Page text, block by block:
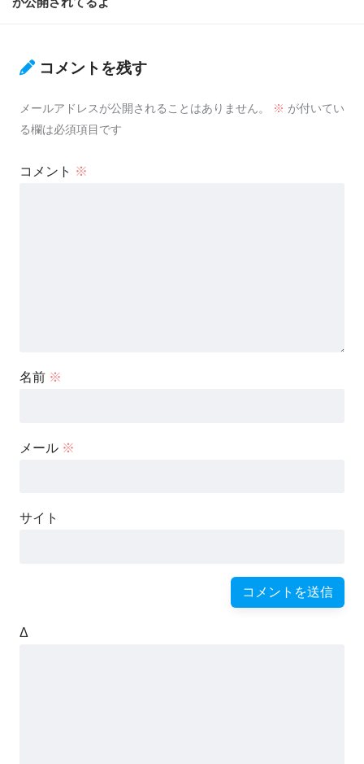
コメントを残す
メールアドレスが公開されることはありません。 ※ が付いてい
る欄は必須項目です
コメント ※
名前 ※
メール ※
サイト
Δ